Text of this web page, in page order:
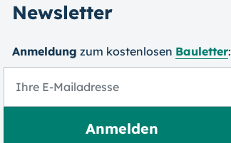
Newsletter
Anmeldung zum kosten­losen Bauletter: